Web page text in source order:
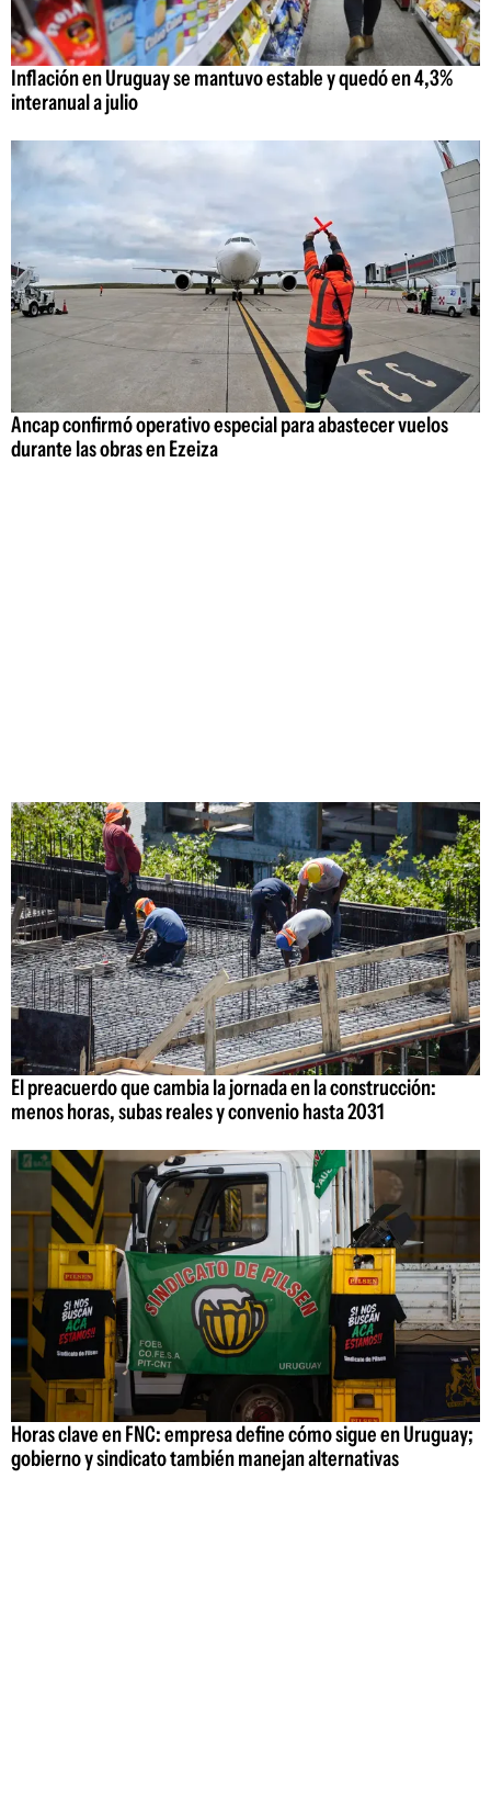
Inflación en Uruguay se mantuvo estable y quedó en 4,3%
interanual a julio
Ancap confirmó operativo especial para abastecer vuelos
durante las obras en Ezeiza
El preacuerdo que cambia la jornada en la construcción:
menos horas, subas reales y convenio hasta 2031
Horas clave en FNC: empresa define cómo sigue en Uruguay;
gobierno y sindicato también manejan alternativas